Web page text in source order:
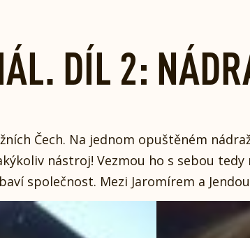
DÍL 2:
Čech. Na jednom opuštěném
nástroj! Vezmou ho s sebou
společnost. Mezi Jaromírem a